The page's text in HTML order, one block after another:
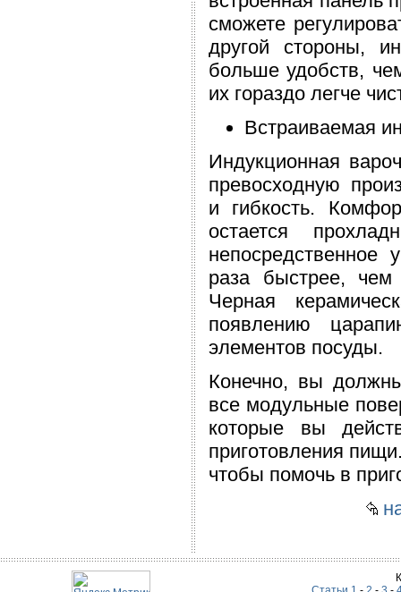
сможете
другой стороны,
больше удобств,
их гораздо легче
Встраиваемая
Индукционная
превосходную
и гибкость.
остается
непосредственное
раза быстрее, чем
Черная
появлению
элементов посуды.
Конечно, вы
все модульные
которые вы
приготовления
чтобы помочь в